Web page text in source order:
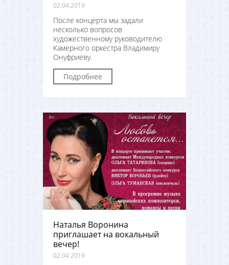
02.04.2019
После концерта мы задали
несколько вопросов
художественному руководителю
Камерного оркестра Владимиру
Онуфриеву.
Подробнее
Наталья Воронина
приглашает на вокальный
вечер!
02.04.2019